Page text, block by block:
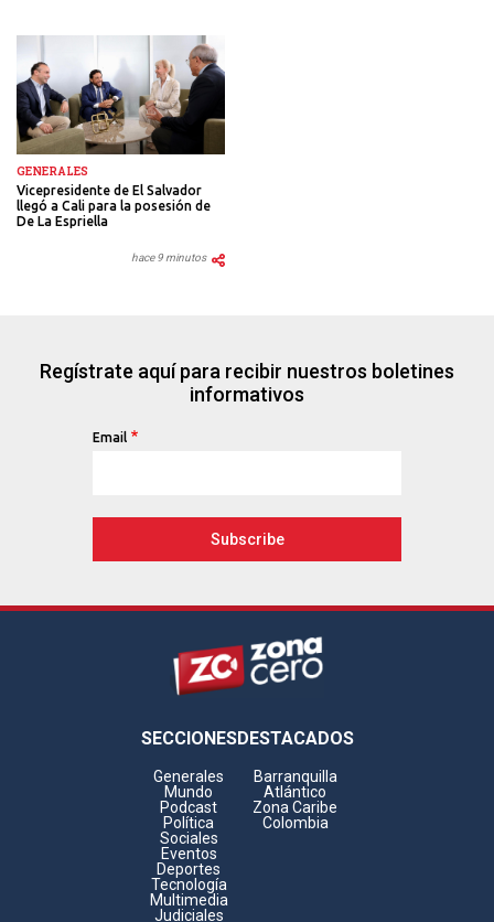
GENERALES
Vicepresidente de El Salvador
llegó a Cali para la posesión de
De La Espriella
hace 9 minutos
Regístrate aquí para recibir nuestros boletines
informativos
Email
SECCIONES
Generales
Mundo
Podcast
Política
Sociales
Eventos
Deportes
Tecnología
Multimedia
Judiciales
DESTACADOS
Barranquilla
Atlántico
Zona Caribe
Colombia